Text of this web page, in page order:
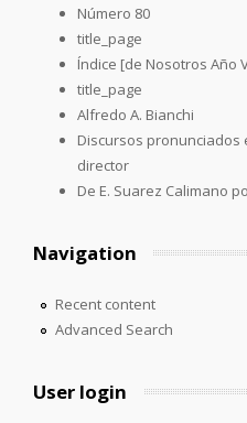
Número 80
title_page
Índice [de Nosotros Año
title_page
Alfredo A. Bianchi
Discursos
director
De E. Suarez Calimano
Navigation
Recent content
Advanced Search
User login